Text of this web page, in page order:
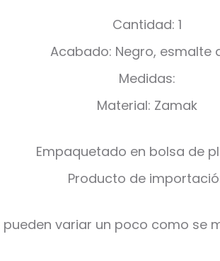
Cantidad: 1
Acabado: Negro, esmalte
Medidas:
Material: Zamak
Empaquetado en bolsa de
Producto de
pueden variar un poco como se